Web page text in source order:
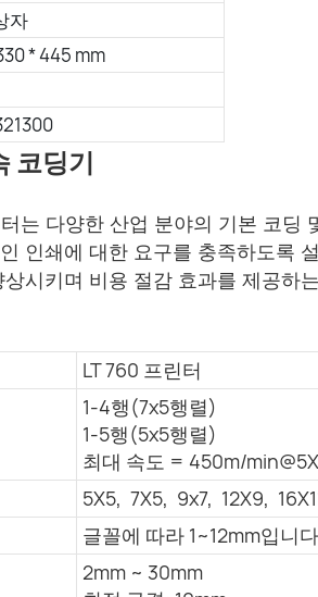
자
* 445 mm
코딩기
는 다양한 산업 분야의 기본 코딩
인쇄에 대한 요구를 충족하도록
시키며 비용 절감 효과를 제공하
LT 760 프린터
1-4행(7x5행렬)
1-5행(5x5행렬)
최대 속도 = 450m/
5X5, 7X5, 9x7, 12X9,
글꼴에 따라 1~12mm입니
2mm ~ 30mm